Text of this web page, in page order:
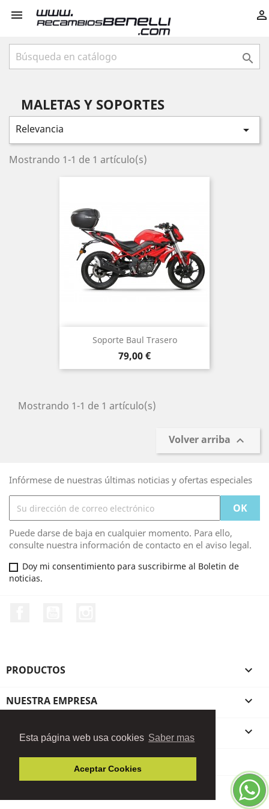
Esta página web usa cookies Saber mas
Aceptar Cookies
 

MALETAS Y SOPORTES
Relevancia 
Mostrando 1-1 de 1 artículo(s)
Soporte Baul Trasero
Precio
79,00 €
Mostrando 1-1 de 1 artículo(s)
Volver arriba 
Infórmese de nuestras últimas noticias y ofertas especiales
Puede darse de baja en cualquier momento. Para ello,
consulte nuestra información de contacto en el aviso legal.
Doy mi consentimiento para suscribirme al Boletin de
noticias.
PRODUCTOS 
NUESTRA EMPRESA 
SU CUENTA 
© 2026 - Software Ecommerce desarrollado por